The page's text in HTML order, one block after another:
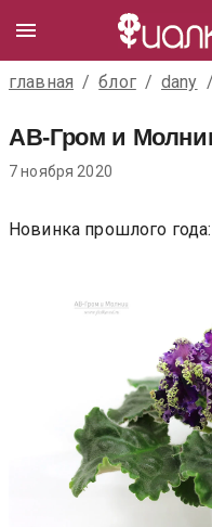
главная / блог / dany /
АВ-Гром и
7 ноября 2020
Новинка прошлого года: